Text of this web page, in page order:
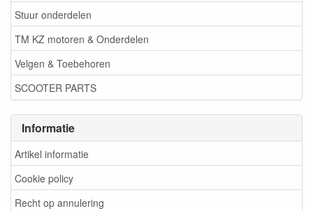
Stuur onderdelen
TM KZ motoren & Onderdelen
Velgen & Toebehoren
SCOOTER PARTS
Informatie
Artikel informatie
Cookie policy
Recht op annulering